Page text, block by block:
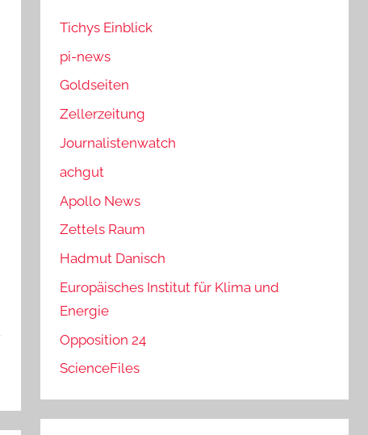
Tichys Einblick
pi-news
Goldseiten
Zellerzeitung
Journalistenwatch
achgut
Apollo News
Zettels Raum
Hadmut Danisch
Europäisches Institut für Klima und
Energie
Opposition 24
ScienceFiles